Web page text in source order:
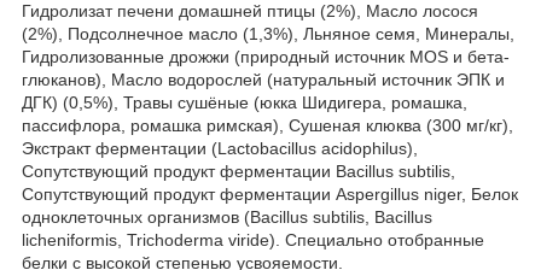
Гидролизат печени домашней птицы (2%), Масло лосося
(2%), Подсолнечное масло (1,3%), Льняное семя, Минералы,
Гидролизованные дрожжи (природный источник MOS и бета-
глюканов), Масло водорослей (натуральный источник ЭПК и
ДГК) (0,5%), Травы сушёные (юкка Шидигера, ромашка,
пассифлора, ромашка римская), Сушеная клюква (300 мг/кг),
Экстракт ферментации (Lactobacillus acidophilus),
Сопутствующий продукт ферментации Bacillus subtilis,
Сопутствующий продукт ферментации Aspergillus niger, Белок
одноклеточных организмов (Bacillus subtilis, Bacillus
licheniformis, Trichoderma viride). Специально отобранные
белки с высокой степенью усвояемости.